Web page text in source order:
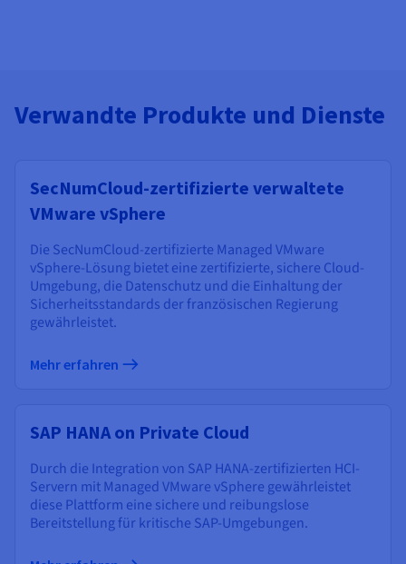
Verwandte Produkte und Dienste
SecNumCloud-zertifizierte verwaltete
VMware vSphere
Die SecNumCloud-zertifizierte Managed VMware
vSphere-Lösung bietet eine zertifizierte, sichere Cloud-
Umgebung, die Datenschutz und die Einhaltung der
Sicherheitsstandards der französischen Regierung
gewährleistet.
Mehr erfahren
SAP HANA on Private Cloud
Durch die Integration von SAP HANA-zertifizierten HCI-
Servern mit Managed VMware vSphere gewährleistet
diese Plattform eine sichere und reibungslose
Bereitstellung für kritische SAP-Umgebungen.